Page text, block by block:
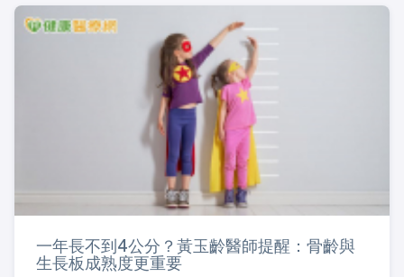
一年長不到4公分？黃玉齡醫師提醒：骨齡與
生長板成熟度更重要